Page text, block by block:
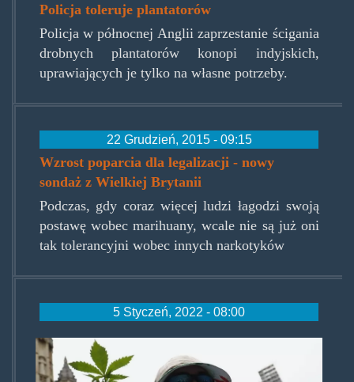
Policja toleruje plantatorów
Policja w północnej Anglii zaprzestanie ścigania
drobnych plantatorów konopi indyjskich,
uprawiających je tylko na własne potrzeby.
22 Grudzień, 2015 - 09:15
Wzrost poparcia dla legalizacji - nowy
sondaż z Wielkiej Brytanii
Podczas, gdy coraz więcej ludzi łagodzi swoją
postawę wobec marihuany, wcale nie są już oni
tak tolerancyjni wobec innych narkotyków
5 Styczeń, 2022 - 08:00
sadiq_khan_.png